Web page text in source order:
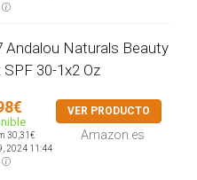
Andalou Naturals Beauty
30-1x2 Oz
30,31€
2024 11:44
VER PRODUCTO
Amazon.es